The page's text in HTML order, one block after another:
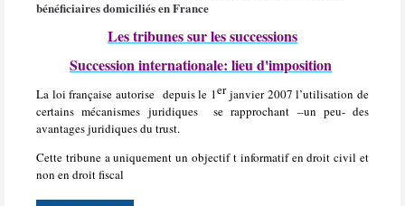
bénéficiaires domiciliés en France
Les tribunes sur les successions
Succession internationale: lieu d'imposition
La loi française autorise depuis le 1erjanvier 2007 l’utilisation de
certains mécanismes juridiques
se rapprochant –un peu- des
avantages juridiques du trust.
Cette tribune a uniquement un objectif t informatif en droit civil et
non en droit fiscal